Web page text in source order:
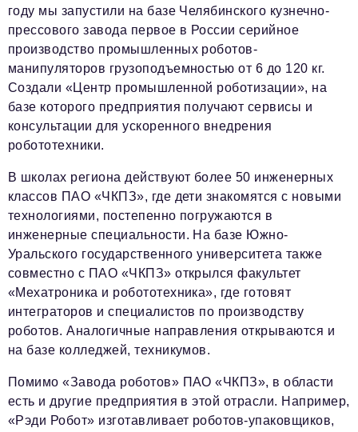
году мы запустили на базе Челябинского кузнечно-
прессового завода первое в России серийное
производство промышленных роботов-
манипуляторов грузоподъемностью от 6 до 120 кг.
Создали «Центр промышленной роботизации», на
базе которого предприятия получают сервисы и
консультации для ускоренного внедрения
робототехники.
В школах региона действуют более 50 инженерных
классов ПАО «ЧКПЗ», где дети знакомятся с новыми
технологиями, постепенно погружаются в
инженерные специальности. На базе Южно-
Уральского государственного университета также
совместно с ПАО «ЧКПЗ» открылся факультет
«Мехатроника и робототехника», где готовят
интеграторов и специалистов по производству
роботов. Аналогичные направления открываются и
на базе колледжей, техникумов.
Помимо «Завода роботов» ПАО «ЧКПЗ», в области
есть и другие предприятия в этой отрасли. Например,
«Рэди Робот» изготавливает роботов-упаковщиков,